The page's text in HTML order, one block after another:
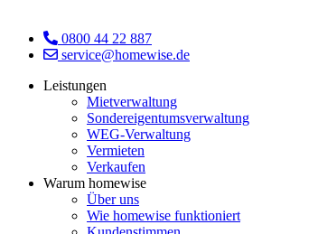
0800 44 22 887
service@homewise.de
Leistungen
Mietverwaltung
Sondereigentumsverwaltung
WEG-Verwaltung
Vermieten
Verkaufen
Warum homewise
Über uns
Wie homewise funktioniert